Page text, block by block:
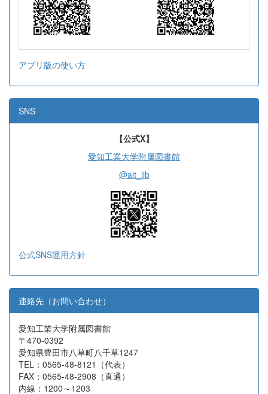
アプリ版の使い方
SNS
【公式X】
愛知工業大学附属図書館
@ait_lib
公式SNS運用方針
連絡先（お問い合わせ）
愛知工業大学附属図書館
〒470-0392
愛知県豊田市八草町八千草1247
TEL：0565-48-8121（代表）
FAX：0565-48-2908（直通）
内線：1200～1203